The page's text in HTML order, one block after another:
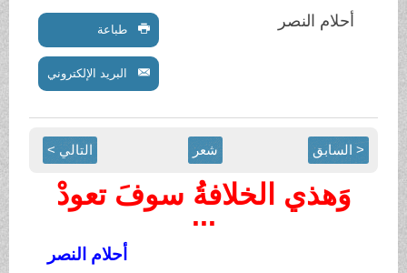
أحلام النصر طباعة
البريد الإلكتروني
< السابق شعر التالي >
وَهذي الخلافةُ سوفَ تعودْ
...
أحلام النصر